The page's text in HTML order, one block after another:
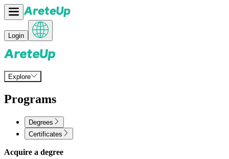
Login
Explore
Programs
Degrees
Certificates
Acquire a degree